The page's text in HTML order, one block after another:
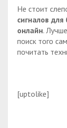
Не стоит
сигналов
онлайн.
поиск того
почитать
[uptolike]